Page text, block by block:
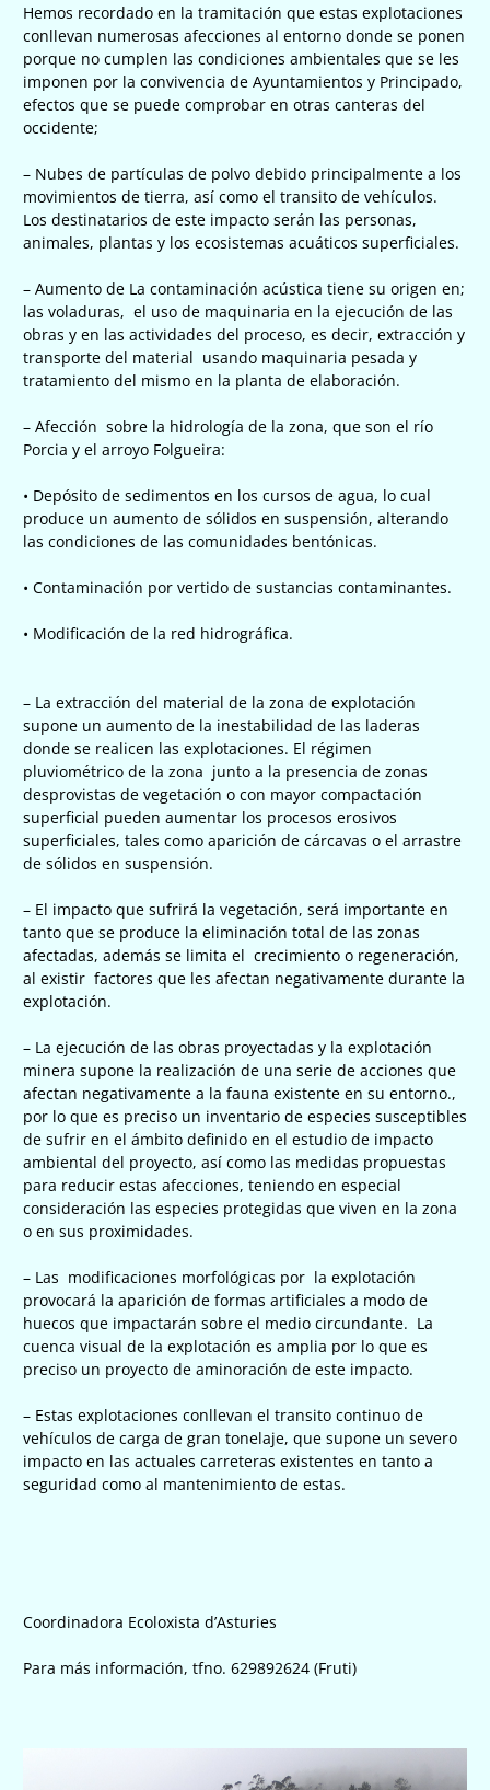
Hemos recordado en la tramitación que estas explotaciones
conllevan numerosas afecciones al entorno donde se ponen
porque no cumplen las condiciones ambientales que se les
imponen por la convivencia de Ayuntamientos y Principado,
efectos que se puede comprobar en otras canteras del
occidente;
– Nubes de partículas de polvo debido principalmente a los
movimientos de tierra, así como el transito de vehículos.
Los destinatarios de este impacto serán las personas,
animales, plantas y los ecosistemas acuáticos superficiales.
– Aumento de La contaminación acústica tiene su origen en;
las voladuras, el uso de maquinaria en la ejecución de las
obras y en las actividades del proceso, es decir, extracción y
transporte del material usando maquinaria pesada y
tratamiento del mismo en la planta de elaboración.
– Afección sobre la hidrología de la zona, que son el río
Porcia y el arroyo Folgueira:
• Depósito de sedimentos en los cursos de agua, lo cual
produce un aumento de sólidos en suspensión, alterando
las condiciones de las comunidades bentónicas.
• Contaminación por vertido de sustancias contaminantes.
• Modificación de la red hidrográfica.
– La extracción del material de la zona de explotación
supone un aumento de la inestabilidad de las laderas
donde se realicen las explotaciones. El régimen
pluviométrico de la zona junto a la presencia de zonas
desprovistas de vegetación o con mayor compactación
superficial pueden aumentar los procesos erosivos
superficiales, tales como aparición de cárcavas o el arrastre
de sólidos en suspensión.
– El impacto que sufrirá la vegetación, será importante en
tanto que se produce la eliminación total de las zonas
afectadas, además se limita el crecimiento o regeneración,
al existir factores que les afectan negativamente durante la
explotación.
– La ejecución de las obras proyectadas y la explotación
minera supone la realización de una serie de acciones que
afectan negativamente a la fauna existente en su entorno.,
por lo que es preciso un inventario de especies susceptibles
de sufrir en el ámbito definido en el estudio de impacto
ambiental del proyecto, así como las medidas propuestas
para reducir estas afecciones, teniendo en especial
consideración las especies protegidas que viven en la zona
o en sus proximidades.
– Las modificaciones morfológicas por la explotación
provocará la aparición de formas artificiales a modo de
huecos que impactarán sobre el medio circundante. La
cuenca visual de la explotación es amplia por lo que es
preciso un proyecto de aminoración de este impacto.
– Estas explotaciones conllevan el transito continuo de
vehículos de carga de gran tonelaje, que supone un severo
impacto en las actuales carreteras existentes en tanto a
seguridad como al mantenimiento de estas.
Coordinadora Ecoloxista d’Asturies
Para más información, tfno. 629892624 (Fruti)